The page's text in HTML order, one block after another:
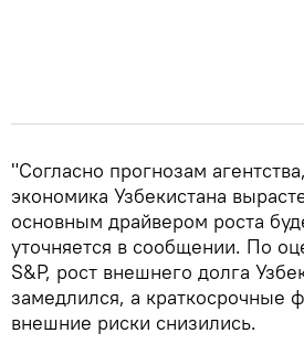
"Согласно прогнозам
экономика Узбекистана
основным драйвером роста
уточняется в сообщении. По
S&P, рост внешнего долга
замедлился, а краткосрочные
внешние риски снизились.